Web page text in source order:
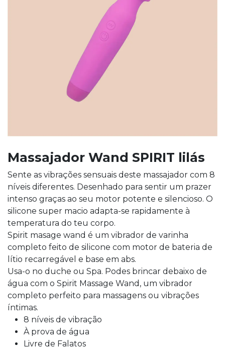
Massajador Wand SPIRIT lilás
Sente as vibrações sensuais deste massajador com 8
níveis diferentes. Desenhado para sentir um prazer
intenso graças ao seu motor potente e silencioso. O
silicone super macio adapta-se rapidamente à
temperatura do teu corpo.
Spirit masage wand é um vibrador de varinha
completo feito de silicone com motor de bateria de
lítio recarregável e base em abs.
Usa-o no duche ou Spa. Podes brincar debaixo de
água com o Spirit Massage Wand, um vibrador
completo perfeito para massagens ou vibrações
íntimas.
8 níveis de vibração
À prova de água
Livre de Falatos